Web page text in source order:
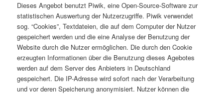
Dieses Angebot benutzt Piwik, eine Open-Source-Software zur
statistischen Auswertung der Nutzerzugriffe. Piwik verwendet
sog. “Cookies”, Textdateien, die auf dem Computer der Nutzer
gespeichert werden und die eine Analyse der Benutzung der
Website durch die Nutzer ermöglichen. Die durch den Cookie
erzeugten Informationen über die Benutzung dieses Agebotes
werden auf dem Server des Anbieters in Deutschland
gespeichert. Die IP-Adresse wird sofort nach der Verarbeitung
und vor deren Speicherung anonymisiert. Nutzer können die